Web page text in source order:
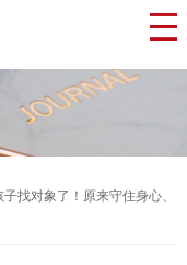
找对象了！原来守住身心、